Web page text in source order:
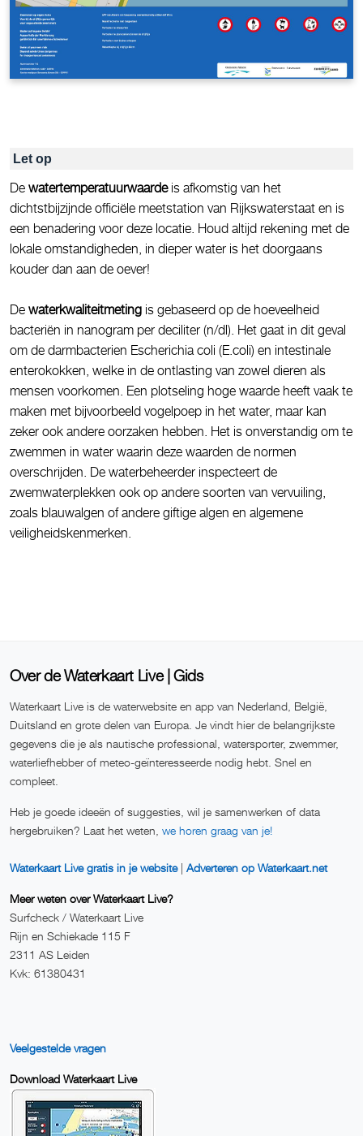
Let op
De watertemperatuurwaardeis afkomstig van het
dichtstbijzijnde officiële meetstation van Rijkswaterstaat en is
een benadering voor deze locatie. Houd altijd rekening met de
lokale omstandigheden, in dieper water is het doorgaans
kouder dan aan de oever!
De waterkwaliteitmeting is gebaseerd op de hoeveelheid
bacteriën in nanogram per deciliter (n/dl). Het gaat in dit geval
om de darmbacterien Escherichia coli (E.coli) en intestinale
enterokokken, welke in de ontlasting van zowel dieren als
mensen voorkomen. Een plotseling hoge waarde heeft vaak te
maken met bijvoorbeeld vogelpoep in het water, maar kan
zeker ook andere oorzaken hebben. Het is onverstandig om te
zwemmen in water waarin deze waarden de normen
overschrijden. De waterbeheerder inspecteert de
zwemwaterplekken ook op andere soorten van vervuiling,
zoals blauwalgen of andere giftige algen en algemene
veiligheidskenmerken.
Over de Waterkaart Live | Gids
Waterkaart Live is de waterwebsite en app van Nederland, België,
Duitsland en grote delen van Europa. Je vindt hier de belangrijkste
gegevens die je als nautische professional, watersporter, zwemmer,
waterliefhebber of meteo-geïnteresseerde nodig hebt. Snel en
compleet.
Heb je goede ideeën of suggesties, wil je samenwerken of data
hergebruiken? Laat het weten, we horen graag van je!
Waterkaart Live gratis in je website| Adverteren op Waterkaart.net
Meer weten over Waterkaart Live?
Surfcheck / Waterkaart Live
Rijn en Schiekade 115 F
2311 AS Leiden
Kvk: 61380431
Veelgestelde vragen
Download Waterkaart Live